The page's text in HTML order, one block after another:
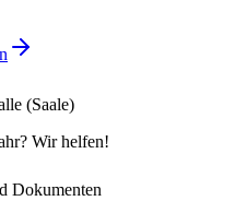
(Saale)
Wir helfen!
Dokumenten